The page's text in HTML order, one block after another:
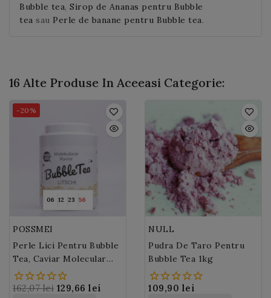
Bubble tea, Sirop de Ananas pentru Bubble
tea sau Perle de banane pentru Bubble tea.
16 Alte Produse In Aceeasi Categorie:
06 12 23 54
-20%
POSSMEI
Perle Lici Pentru Bubble
Tea, Caviar Molecular
Litchi MOLECULA
(Litchi Caviar) 2 Kg
162,07 lei 129,66 lei
NULL
Pudra De Taro Pentru
Bubble Tea 1kg
109,90 lei